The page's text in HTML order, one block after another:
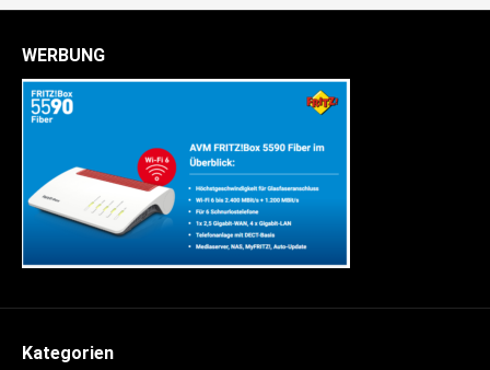
WERBUNG
Kategorien